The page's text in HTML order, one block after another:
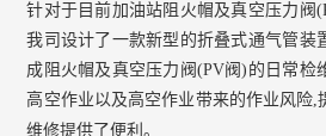
针对于目前加油站阻火帽及真空压力阀
我司设计了一款新型的折叠式通气管装
成阻火帽及真空压力阀(PV阀)的日常检
高空作业以及高空作业带来的作业风险,
维修提供了便利。